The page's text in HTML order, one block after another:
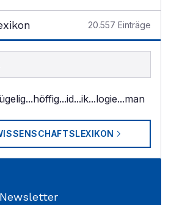
20.557 Einträge
...höffig...id...ik...logie...man